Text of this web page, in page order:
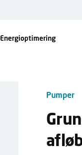
Energioptimering
Pumper